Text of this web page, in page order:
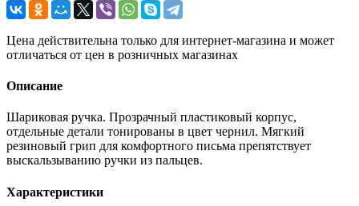
Цена действительна только для интернет-магазина и может
отличаться от цен в розничных магазинах
Описание
Шариковая ручка. Прозрачный пластиковый корпус,
отдельные детали тонированы в цвет чернил. Мягкий
резиновый грип для комфортного письма препятствует
выскальзыванию ручки из пальцев.
Характеристики